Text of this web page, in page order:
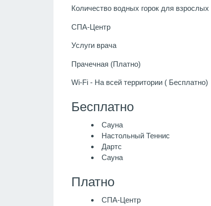
Количество водных горок для
СПА-Центр
Услуги врача
Прачечная (Платно)
Wi-Fi - На всей территории ( Бесплатно)
Бесплатно
Сауна
Настольный Теннис
Дартс
Сауна
Платно
СПА-Центр